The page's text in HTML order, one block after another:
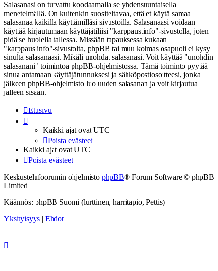
Salasanasi on turvattu koodaamalla se yhdensuuntaisella
menetelmällä. On kuitenkin suositeltavaa, että et käytä samaa
salasanaa kaikilla käyttämilläsi sivustoilla. Salasanaasi voidaan
käyttää kirjautumaan käyttäjätiliisi "karppaus.info"-sivustolla, joten
pidä se huolella tallessa. Missään tapauksessa kukaan
"karppaus.info"-sivustolta, phpBB tai muu kolmas osapuoli ei kysy
sinulta salasanaasi. Mikäli unohdat salasanasi. Voit käyttää "unohdin
salasanani" toimintoa phpBB-ohjelmistossa. Tämä toiminto pyytää
sinua antamaan käyttäjätunnuksesi ja sähköpostiosoitteesi, jonka
jälkeen phpBB-ohjelmisto luo uuden salasanan ja voit kirjautua
jälleen sisään.
Etusivu
Kaikki ajat ovat UTC
Poista evästeet
Kaikki ajat ovat UTC
Poista evästeet
Keskustelufoorumin ohjelmisto phpBB® Forum Software © phpBB
Limited
Käännös: phpBB Suomi (lurttinen, harritapio, Pettis)
Yksityisyys | Ehdot